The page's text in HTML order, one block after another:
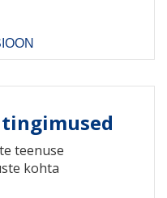
teenuse
kohta